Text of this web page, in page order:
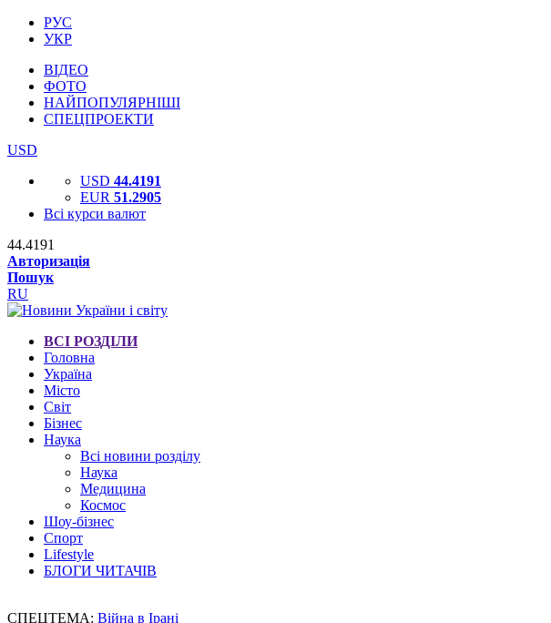
РУС
УКР
ВІДЕО
ФОТО
НАЙПОПУЛЯРНІШІ
СПЕЦПРОЕКТИ
USD
USD 44.4191
EUR 51.2905
Всі курси валют
44.4191
Авторизація
Пошук
RU
ВСІ РОЗДІЛИ
Головна
Україна
Місто
Світ
Бізнес
Наука
Всі новини розділу
Наука
Медицина
Космос
Шоу-бізнес
Спорт
Lifestyle
БЛОГИ ЧИТАЧІВ
СПЕЦТЕМА: Війна в Ірані